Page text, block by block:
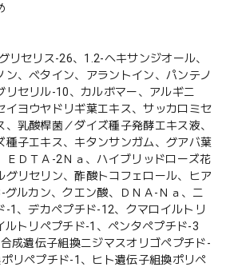
リセリス-26、1.2-ヘキサンジオール、
ン、ベタイン、アラントイン、パンテノ
リセリル-10、カルボマー、アルギニ
イヨウヤドリギ葉エキス、サッカロミセ
乳酸桿菌／ダイズ種子発酵エキス液、
種子エキス、キタンサンガム、グアバ葉
ＥＤＴＡ-2Ｎａ、ハイブリッドローズ花
グリセリン、酢酸トコフェロール、ヒア
グルカン、クエン酸、ＤＮＡ-Ｎａ、ニ
-1、デカペプチド-12、クマロイルトリ
ルトリペプチド-1、ペンタペプチド-3
成遺伝子組換ニジマスオリゴペプチド-
リペプチド-1、ヒト遺伝子組換ポリペ